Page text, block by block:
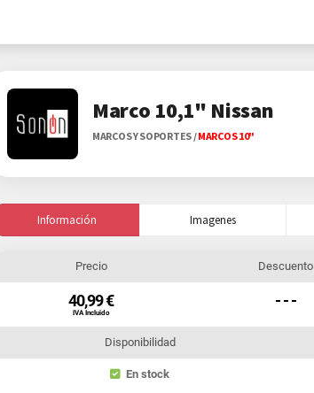
Marco 10,1" Nissan
MARCOS Y SOPORTES/MARCOS 10"
Información Imagenes
Precio
40,99 €
IVA Incluido
Descuento
- - -
Disponibilidad
En stock